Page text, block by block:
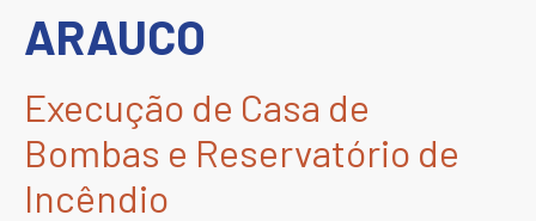
ARAUCO
Execução de Casa de
Bombas e Reservatório de
Incêndio